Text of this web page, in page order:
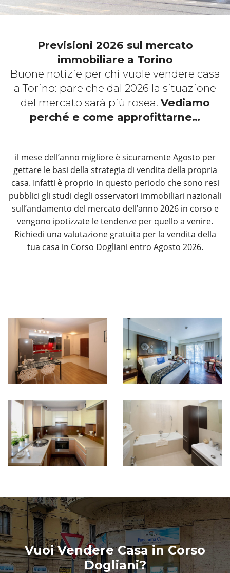
Previsioni 2026 sul mercato
immobiliare a Torino
Buone notizie per chi vuole vendere casa
a Torino: pare che dal 2026 la situazione
del mercato sarà più rosea. Vediamo
perché e come approfittarne…
il mese dell’anno migliore è sicuramente Agosto per
gettare le basi della strategia di vendita della propria
casa. Infatti è proprio in questo periodo che sono resi
pubblici gli studi degli osservatori immobiliari nazionali
sull’andamento del mercato dell’anno 2026 in corso e
vengono ipotizzate le tendenze per quello a venire.
Richiedi una valutazione gratuita per la vendita della
tua casa in Corso Dogliani entro Agosto 2026.
Vuoi Vendere Casa in Corso
Dogliani?